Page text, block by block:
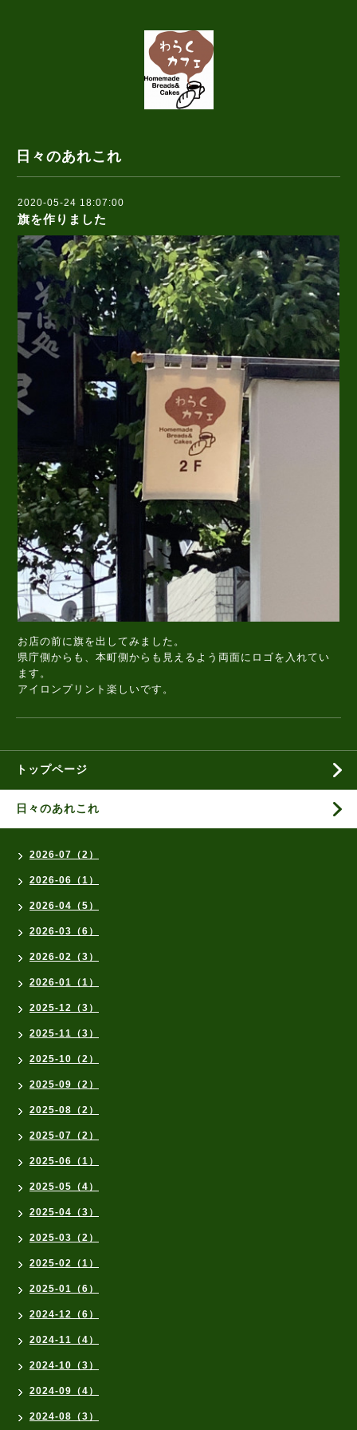
日々のあれこれ
2020-05-24 18:07:00
旗を作りました
お店の前に旗を出してみました。
県庁側からも、本町側からも見えるよう両面にロゴを入れてい
ます。
アイロンプリント楽しいです。
トップページ
日々のあれこれ
2026-07（2）
2026-06（1）
2026-04（5）
2026-03（6）
2026-02（3）
2026-01（1）
2025-12（3）
2025-11（3）
2025-10（2）
2025-09（2）
2025-08（2）
2025-07（2）
2025-06（1）
2025-05（4）
2025-04（3）
2025-03（2）
2025-02（1）
2025-01（6）
2024-12（6）
2024-11（4）
2024-10（3）
2024-09（4）
2024-08（3）